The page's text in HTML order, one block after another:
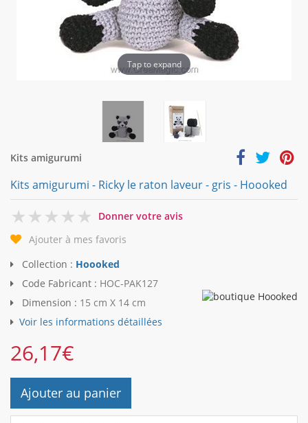
Tap to expand
Kits amigurumi
Kits amigurumi - Ricky le raton laveur - gris - Hoooked
0
Donner votre avis
Ajouter à mes favoris
Collection : Hoooked
Code Fabricant : HOC-PAK127
Dimension : 15 cm X 14 cm
Voir les informations détaillées
26,17€
Ajouter au panier